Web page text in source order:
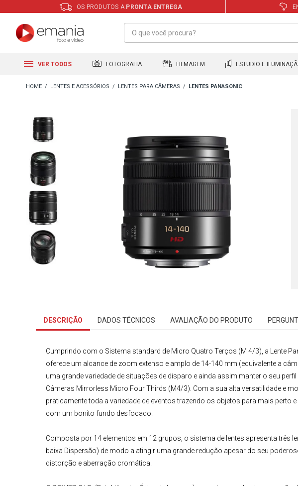
OS PRODUTOS A PRONTA ENTREGA
VER TODOS FOTOGRAFIA FILMAGEM ESTUDIO E
LENTES E ACESSÓRIOS LENTES PARA CÂMERAS LENTES PANASONIC
DESCRIÇÃO DADOS TÉCNICOS AVALIAÇÃO DO PRODUTO
Cumprindo com o Sistema standard de Micro Quatro Terços (M 4/3) , a Lente
oferece um alcance de zoom extenso e amplo de 14-140 mm (equivalente a
uma grande variedade de situações de disparo e ainda assim manter o seu
Câmeras Mirrorless Micro Four Thirds (M4/3). Com a sua alta versatilidade e
praticamente toda a variedade de eventos trazendo os objetos para mais
com um bonito fundo desfocado.
Composta por 14 elementos em 12 grupos, o sistema de lentes apresenta três
baixa Dispersão) de modo a atingir uma grande redução apesar do seu
distorção e aberração cromática.